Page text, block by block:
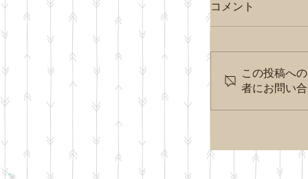
コメント
この投稿へ
者にお問い